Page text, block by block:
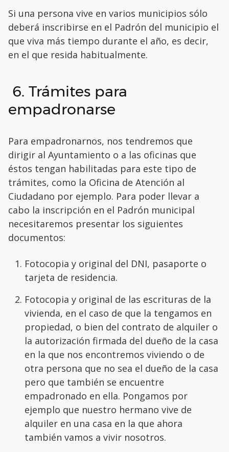
Si una persona vive en varios municipios sólo
deberá inscribirse en el Padrón del municipio el
que viva más tiempo durante el año, es decir,
en el que resida habitualmente.
6. Trámites para
empadronarse
Para empadronarnos, nos tendremos que
dirigir al Ayuntamiento o a las oficinas que
éstos tengan habilitadas para este tipo de
trámites, como la Oficina de Atención al
Ciudadano por ejemplo. Para poder llevar a
cabo la inscripción en el Padrón municipal
necesitaremos presentar los siguientes
documentos:
Fotocopia y original del DNI, pasaporte o
tarjeta de residencia.
Fotocopia y original de las escrituras de la
vivienda, en el caso de que la tengamos en
propiedad, o bien del contrato de alquiler o
la autorización firmada del dueño de la casa
en la que nos encontremos viviendo o de
otra persona que no sea el dueño de la casa
pero que también se encuentre
empadronado en ella. Pongamos por
ejemplo que nuestro hermano vive de
alquiler en una casa en la que ahora
también vamos a vivir nosotros.